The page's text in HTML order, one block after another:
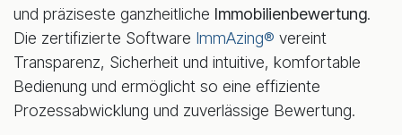
und präziseste ganzheitliche Immobilienbewertung.
Die zertifizierte Software ImmAzing® vereint
Transparenz, Sicherheit und intuitive, komfortable
Bedienung und ermöglicht so eine effiziente
Prozessabwicklung und zuverlässige Bewertung.